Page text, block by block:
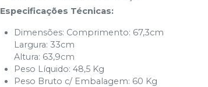
Especificações Técnicas:
Dimensões: Comprimento: 67,3cm
Largura: 33cm
Altura: 63,9cm
Peso Líquido: 48,5 Kg
Peso Bruto c/ Embalagem: 60 Kg